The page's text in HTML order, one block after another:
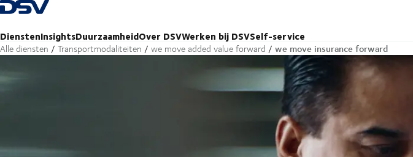
Terug naar startpagina
DienstenInsightsDuurzaamheidOver DSVWerken bij DSVSelf-service
Alle diensten Transportmodaliteiten we move added value forward we move insurance forward